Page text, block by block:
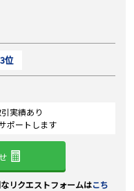
位
実績あり
ポートします
リクエストフォームはこち